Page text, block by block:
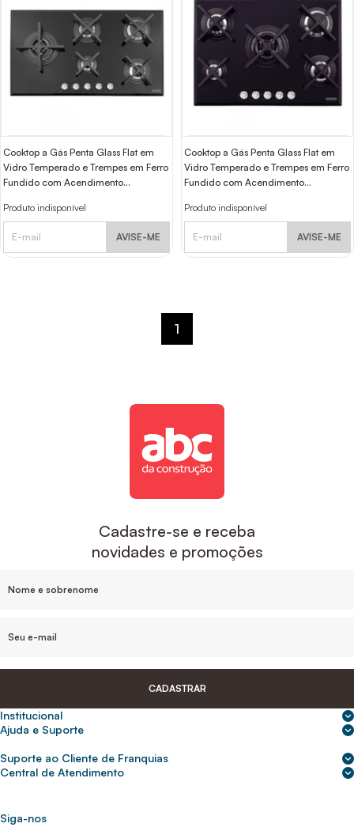
Cooktop a Gás Penta Glass Flat em
Vidro Temperado e Trempes em Ferro
Fundido com Acendimento
Tramontina Design Collection
Produto indisponível
AVISE-ME
Cooktop a Gás Penta Glass Flat em
Vidro Temperado e Trempes em Ferro
Fundido com Acendimento
Tramontina Design Collection
Produto indisponível
AVISE-ME
1
Cadastre-se e receba
novidades e promoções
CADASTRAR
Institucional
Sobre nós
Para empresas
Ajuda e Suporte
Frete e entrega
Política de Privacidade
Suporte ao Cliente de Franquias
2ª Via de Boletos - Crédito ABC
Central de Atendimento
(31) 9 9105-5920
Siga-nos